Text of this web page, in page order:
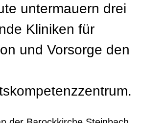
untermauern drei
Kliniken für
und Vorsorge den